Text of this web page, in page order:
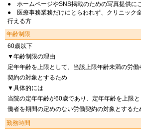
● ホームページやSNS掲載のための写真提供に
● 医療事務業務だけにとらわれず、クリニック
行える方
年齢制限
60歳以下
▼年齢制限の理由
定年年齢を上限として、当該上限年齢未満の労
契約の対象とするため
▼具体的には
当院の定年年齢が60歳であり、定年年齢を上限
働者を期間の定めのない労働契約の対象とするた
勤務時間